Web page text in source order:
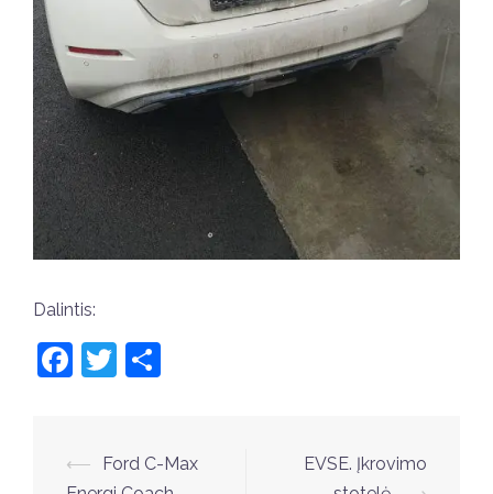
Dalintis:
Facebook
Twitter
Post
⟵
Ford C-Max
EVSE. Įkrovimo